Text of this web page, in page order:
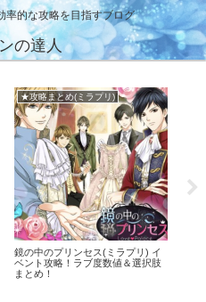
率的な攻略を目指すブログ
の達人
★攻略まとめ(ミラプリ)
鏡の中のプリンセス(ミラプリ) イ
ベント攻略！ラブ度数値＆選択肢
まとめ！